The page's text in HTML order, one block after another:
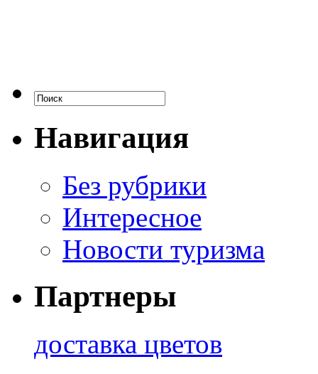
Навигация
Без рубрики
Интересное
Новости туризма
Партнеры
доставка цветов